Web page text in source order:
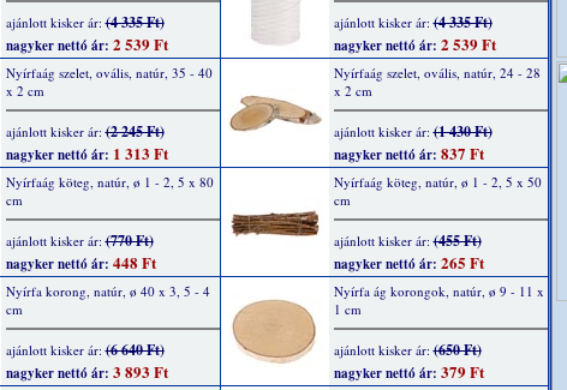
ajánlott kisker ár:(4 335 Ft)
nagyker nettó ár: 2 539 Ft
ajánlott kisker ár:(4 335 Ft)
nagyker nettó ár: 2 539 Ft
Nyírfaág szelet, ovális, natúr, 35 - 40
x 2 cm
ajánlott kisker ár:(2 245 Ft)
nagyker nettó ár: 1 313 Ft
Nyírfaág szelet, ovális, natúr, 24 - 28
x 2 cm
ajánlott kisker ár:(1 430 Ft)
nagyker nettó ár: 837 Ft
Nyírfaág köteg, natúr, ø 1 - 2, 5 x 80
cm
ajánlott kisker ár:(770 Ft)
nagyker nettó ár: 448 Ft
Nyírfaág köteg, natúr, ø 1 - 2, 5 x 50
cm
ajánlott kisker ár:(455 Ft)
nagyker nettó ár: 265 Ft
Nyírfa korong, natúr, ø 40 x 3, 5 - 4
cm
ajánlott kisker ár:(6 640 Ft)
nagyker nettó ár: 3 893 Ft
Nyírfa ág korongok, natúr, ø 9 - 11 x
1 cm
ajánlott kisker ár:(650 Ft)
nagyker nettó ár: 379 Ft